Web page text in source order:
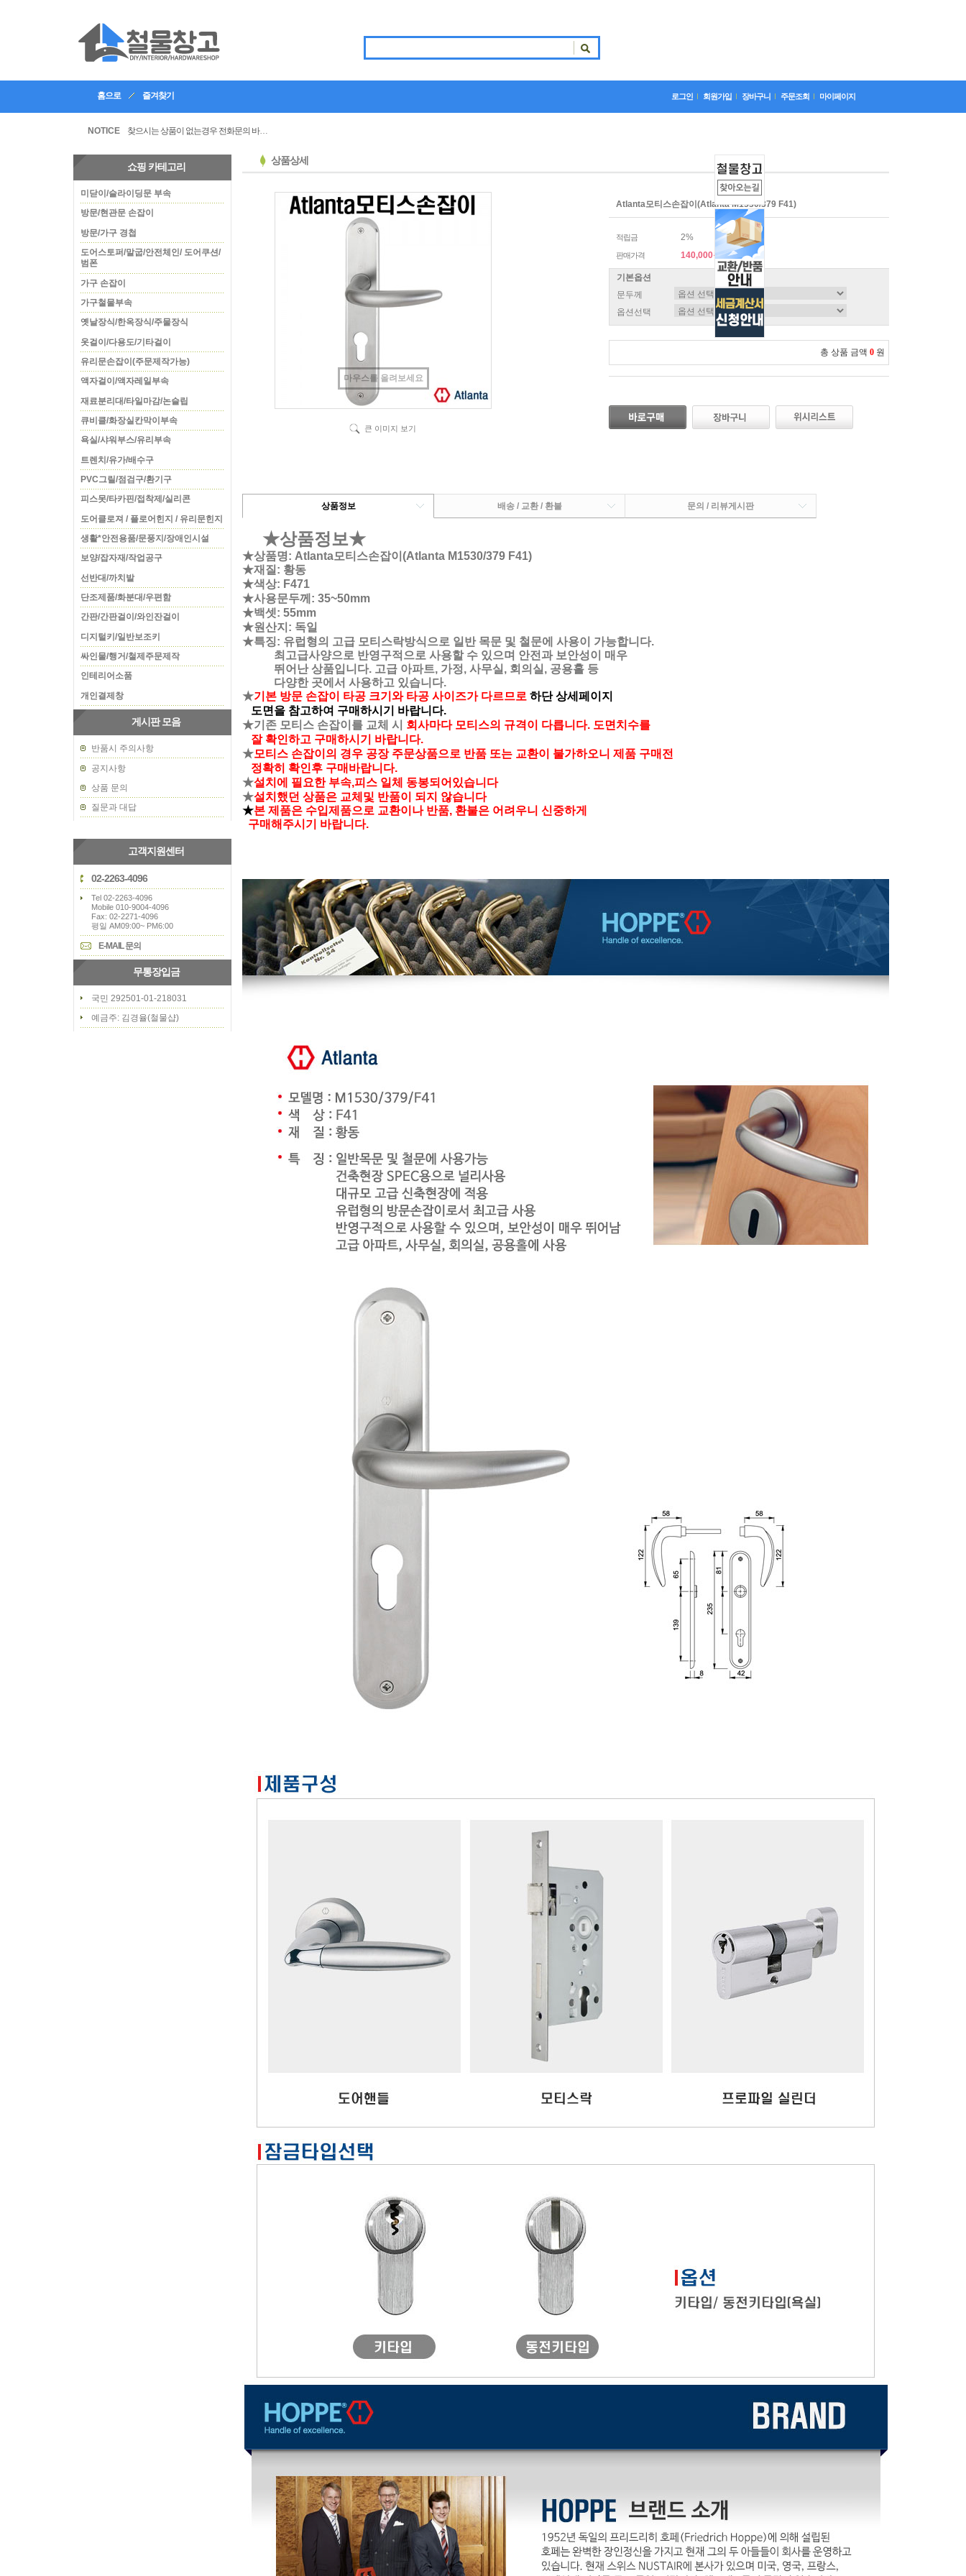
홈으로 즐겨찾기 로그인 회원가입 장바구니 주문조회 마이페이지
NOTICE
찾으시는 상품이 없는경우 전화문의 바랍니다
쇼핑 카테고리
미닫이/슬라이딩문 부속
방문/현관문 손잡이
방문/가구 경첩
도어스토퍼/말굽/안전체인/ 도어쿠션/
범폰
가구 손잡이
가구철물부속
옛날장식/한옥장식/주물장식
옷걸이/다용도/기타걸이
유리문손잡이(주문제작가능)
액자걸이/액자레일부속
재료분리대/타일마감/논슬립
큐비클/화장실칸막이부속
욕실/샤워부스/유리부속
트렌치/유가/배수구
PVC그릴/점검구/환기구
피스못/타카핀/접착제/실리콘
도어클로져 / 플로어힌지 / 유리문힌지
생활*안전용품/문풍지/장애인시설
보양/잡자재/작업공구
선반대/까치발
단조제품/화분대/우편함
간판/간판걸이/와인잔걸이
디지털키/일반보조키
싸인물/행거/철제주문제작
인테리어소품
개인결제창
게시판 모음
반품시 주의사항
공지사항
상품 문의
질문과 대답
고객지원센터
02-2263-4096
Tel 02-2263-4096
Mobile 010-9004-4096
Fax: 02-2271-4096
평일 AM09:00~ PM6:00
E-MAIL 문의
무통장입금
국민 292501-01-218031
예금주: 김경율(철물샵)
상품상세
마우스를 올려보세요
큰 이미지 보기
Atlanta모티스손잡이(Atlanta M1530/379 F41)
적립금 2%
판매가격 140,000원
기본옵션
문두께
옵션선택
총 상품 금액 0 원
상품정보 배송 / 교환 / 환불 문의 / 리뷰게시판
★상품정보★
★상품명: Atlanta모티스손잡이(Atlanta M1530/379 F41)
★재질: 황동
★색상: F471
★사용문두께: 35~50mm
★백셋: 55mm
★원산지: 독일
★특징: 유럽형의 고급 모티스락방식으로 일반 목문 및 철문에 사용이 가능합니다.
최고급사양으로 반영구적으로 사용할 수 있으며 안전과 보안성이 매우
뛰어난 상품입니다. 고급 아파트, 가정, 사무실, 회의실, 공용홀 등
다양한 곳에서 사용하고 있습니다.
★기본 방문 손잡이 타공 크기와 타공 사이즈가 다르므로 하단 상세페이지
도면을 참고하여 구매하시기 바랍니다.
★기존 모티스 손잡이를 교체 시 회사마다 모티스의 규격이 다릅니다. 도면치수를
잘 확인하고 구매하시기 바랍니다.
★모티스 손잡이의 경우 공장 주문상품으로 반품 또는 교환이 불가하오니 제품 구매전
정확히 확인후 구매바랍니다.
★설치에 필요한 부속,피스 일체 동봉되어있습니다
★설치했던 상품은 교체및 반품이 되지 않습니다
★본 제품은 수입제품으로 교환이나 반품, 환불은 어려우니 신중하게
구매해주시기 바랍니다.